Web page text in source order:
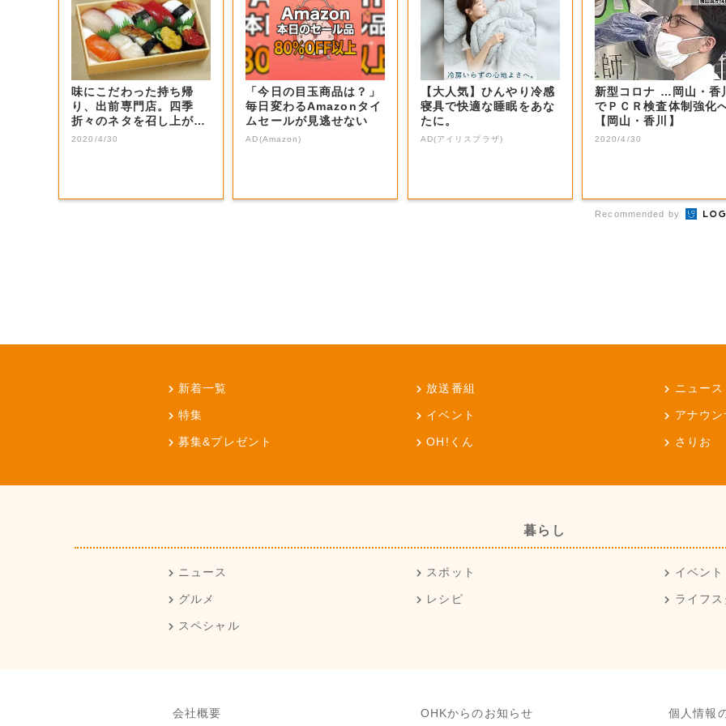
味にこだわった持ち帰
り、出前専門店。四季
折々のネタを召し上が
れ。
2020/4/30
「今日の目玉商品は？」
毎日変わるAmazonタイ
ムセールが見逃せない
AD(Amazon)
【大人気】ひんやり冷感
寝具で快適な睡眠をあな
たに。
AD(アイリスプラザ)
新型コロナ …岡山・香
でＰＣＲ検査体制強化
【岡山・香川】
2020/4/30
Recommended by
新着一覧 放送番組 ニュース
特集 イベント アナウ
募集&プレゼント OH!くん さりお
暮らし
ニュース スポット イベント
グルメ レシピ ライフ
スペシャル
会社概要 OHKからのお知らせ 個人情報